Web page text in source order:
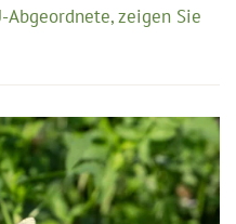
Abgeordnete, zeigen Sie